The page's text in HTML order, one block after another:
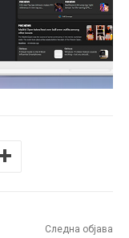
Следна објава